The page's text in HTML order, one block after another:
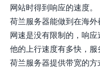
网站时得到响应的速度。
荷兰服务器能做到在海
网速是没有限制的，响
他的上行速度有多快，服
荷兰服务器提供带宽的